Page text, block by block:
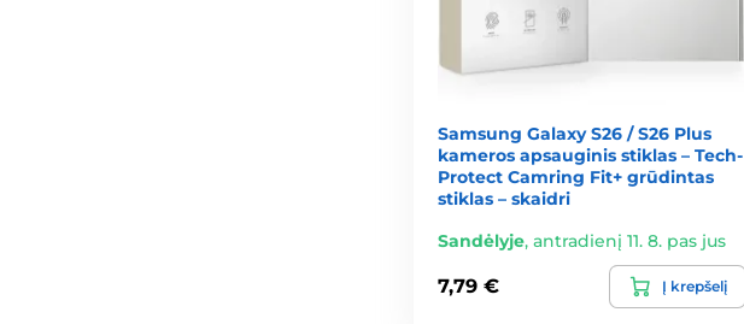
Samsung Galaxy S26 / S26 Plus
kameros apsauginis stiklas – Tech-
Protect Camring Fit+ grūdintas
stiklas – skaidri
Sandėlyje, antradienį 11. 8. pas jus
7,79 € Į krepšelį